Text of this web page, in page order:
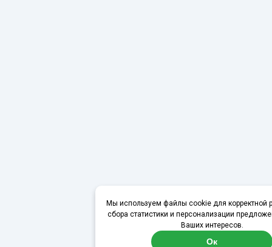
Мы используем файлы cookie для корректной
сбора статистики и персонализации
Ваших интересов.
Ок